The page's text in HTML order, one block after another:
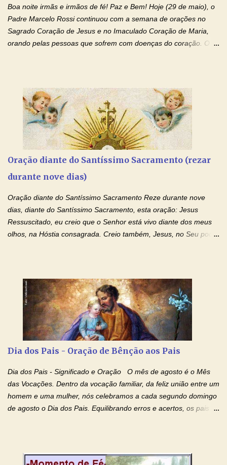
drogas, c...
Boa noite irmãs e irmãos de fé! Paz e Bem! Hoje (29 de maio), o
Padre Marcelo Rossi continuou com a semana de orações no
Sagrado Coração de Jesus e no Imaculado Coração de Maria,
orando pelas pessoas que sofrem com doenças do coração. O
esta abençoada semana de orações no programa de rádio
Momento de Fé, vamos juntos formar uma forte corrente de
orações com o Padre Marcelo. Não desista do milagre, da cura;
tenha fé, creia firmemente e ore incessantemente até que o
Kairós aconteça em sua vida. Fique no Amor Ágape de Jesus e
no Amor Materno de Nossa Senhora. Adriana-Devoção e Fé
Mensagem do Padre Marcelo Rossi por E-mail: Amados!! Nesta
quarta feira, vamos orar pelas pessoas que sofrem com as
IMACULADO CORAÇÃO DE MAR...
Oração diante do Santíssimo Sacramento (rezar
durante nove dias)
Oração diante do Santíssimo Sacramento Reze durante nove
dias, diante do Santíssimo Sacramento, esta oração: Jesus
Ressuscitado, eu creio que o Senhor está vivo diante dos meus
olhos, na Hóstia consagrada. Creio também, Jesus, no Seu poder
creio, Jesus, e clamo que este Sangue seja agora derramado
sobre mim e sobre todos os meus familiares. Eu peço, Senhor
Jesus, que, pelo poder libertador e salvítico deste Sangue,
possamos nos livrar de toda opressão diabólica que possa estar
prejudicando a nossa família. Peço também que atenda, em
especial, este pedido que agora faço na Sua presença:
(apresente aqui o seu pedido...) Eu, desde já, agradeço de
coração, confiante que o Senhor me atenderá. Eu louvo o Pai por
ter nos dado o Senhor, Jesus, como presente de Páscoa. eu
agradeço de coração ao Espíri...
Dia dos Pais - Oração de Bênção aos Pais
Dia dos Pais - Significado e Oração O mês de agosto é o Mês
das Vocações. Dentro da vocação familiar, da feliz união entre um
homem e uma mulher, nós celebramos a cada segundo domingo
de agosto o Dia dos Pais. Equilibrando erros e acertos, os pais
conforto, boa alimentação, educação de qualidade. E, em geral,